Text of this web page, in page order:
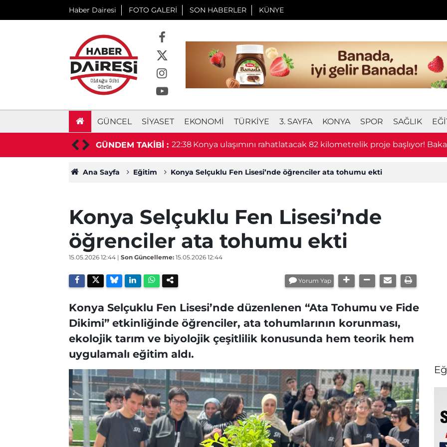
Haber Dairesi FOTO GALERİ SON HABERLER KÜNYE
GÜNCEL SIYASET EKONOMI TÜRKIYE 3. SAYFA KONYA SPOR SAĞLIK
GÜNDEM TAKİBİ :
hayatını kaybetti 22:38 Konya ulaşımını rahatlatacak 82 kilometrelik proje başlıyor!
duyurdu
Ana Sayfa Eğitim Konya Selçuklu Fen Lisesi’nde öğrenciler ata tohumu ekti
Konya Selçuklu Fen Lisesi’nde
öğrenciler ata tohumu ekti
15.05.2026 12:44 | Son Güncelleme: 15.05.2026 12:44
Yorum Yap
Konya Selçuklu Fen Lisesi’nde düzenlenen “Ata Tohumu ve Fide
Dikimi” etkinliğinde öğrenciler, ata tohumlarının korunması,
ekolojik tarım ve biyolojik çeşitlilik konusunda hem teorik hem
uygulamalı eğitim aldı.